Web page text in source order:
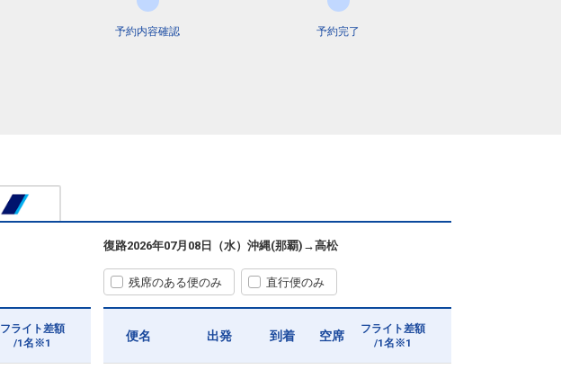
予約内容確認 予約完了
フライト差額
/1名※1
復路2026年07月08日（水） 沖縄(那覇) →高松
残席のある便のみ 直行便のみ
便名 出発 到着 空席
フライト差額
/1名※1